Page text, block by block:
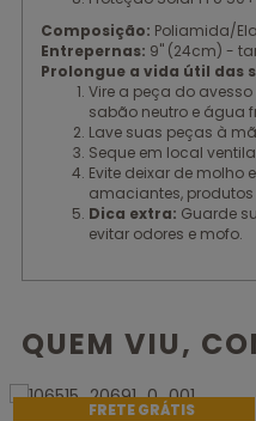
Composição: Poliamida/
Entrepernas: 9" (24cm) -
Prolongue a vida útil das
Vire a peça do
sabão neutro e água
Lave suas peças à
Seque em local
Evite deixar de molho
amaciantes,
Dica extra: Guarde
evitar odores e mofo.
QUEM VIU,